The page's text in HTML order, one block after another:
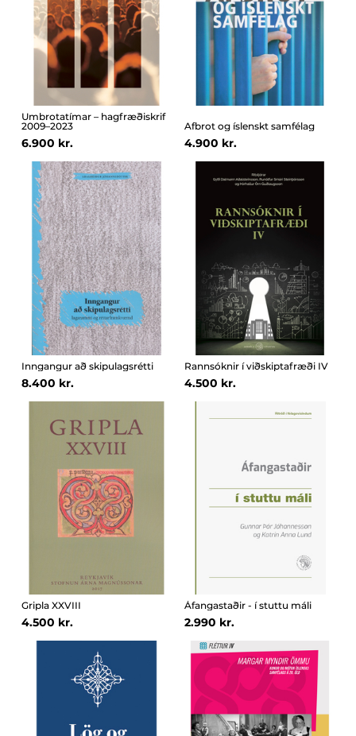
Umbrotatímar – hagfræðiskrif
2009–2023
6.900 kr.
Afbrot og íslenskt samfélag
4.900 kr.
Inngangur að skipulagsrétti
8.400 kr.
Rannsóknir í viðskiptafræði IV
4.500 kr.
Gripla XXVIII
4.500 kr.
Áfangastaðir - í stuttu máli
2.990 kr.